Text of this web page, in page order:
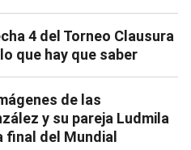
4 del Torneo Clausura
que hay que saber
de las
y su pareja Ludmila
final del Mundial